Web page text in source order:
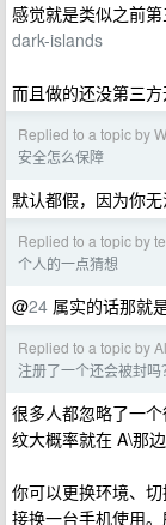
感觉就是类似之前
dark-islands
而且做的还没第三
Replied to a topic by
安全怎么保障
默认都假，因为你
Replied to a topic by
个人的一点猜想
@24 属实的话那就
Replied to a topic by
注册了一个还会被封吗
很多人都忽略了一
纹大概率就在 A\那边
你可以更换环境、
接换一台手机使用